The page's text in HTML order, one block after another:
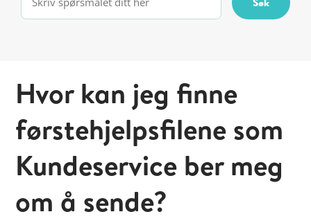
Hvor kan jeg finne
førstehjelpsfilene som
Kundeservice ber meg
om å sende?